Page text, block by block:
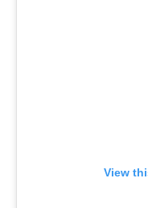
View